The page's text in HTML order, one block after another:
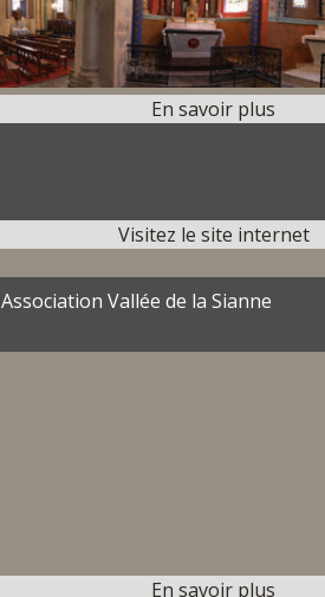
Association Vallée de la Sianne